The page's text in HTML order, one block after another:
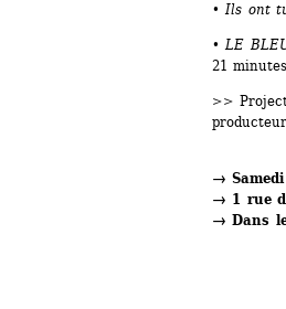
• Ils ont
• LE
21
>>
→
→ 1 rue
→ Dans